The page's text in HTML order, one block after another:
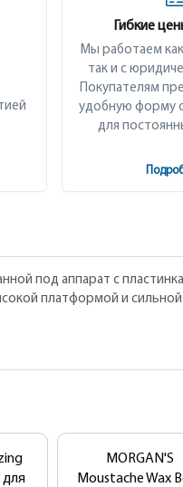
Гибкие
Мы работаем
так и с
Покупателям
удобную форму
для
под аппарат с
платформой и
для
MORGAN'S
Moustache Wax